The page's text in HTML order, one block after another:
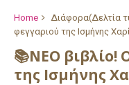
Home Διάφορα(Δελτία
φεγγαριού της Ισμήνης
📚ΝΕΟ βιβλίο!
της Ισμήνης